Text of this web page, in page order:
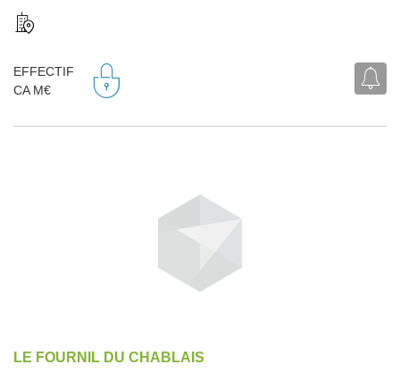
EFFECTIF
CA M€
LE FOURNIL DU CHABLAIS